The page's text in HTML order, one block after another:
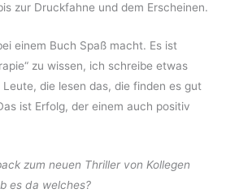
zur Druckfahne und dem Erscheinen.
einem Buch Spaß macht. Es ist
zu wissen, ich schreibe etwas
die lesen das, die finden es gut
ist Erfolg, der einem auch positiv
zum neuen Thriller von Kollegen
es da welches?